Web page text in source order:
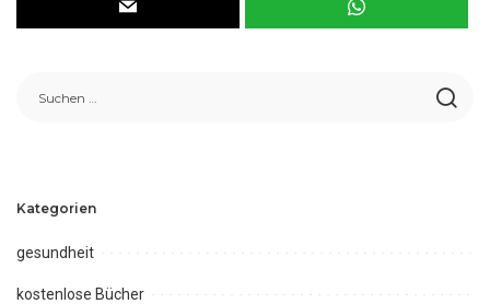
Kategorien
gesundheit
kostenlose Bücher